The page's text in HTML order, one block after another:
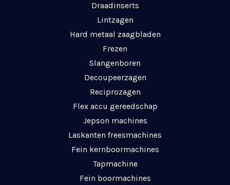
Draadinserts
Lintzagen
Hard metaal zaagbladen
Frezen
Slangenboren
Decoupeerzagen
Reciprozagen
Flex accu gereedschap
Jepson machines
Laskanten freesmachines
Fein kernboormachines
Tapmachine
Fein boormachines